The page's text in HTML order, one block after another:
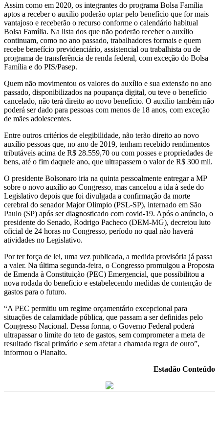
Assim como em 2020, os integrantes do programa Bolsa Família
aptos a receber o auxílio poderão optar pelo benefício que for mais
vantajoso e receberão o recurso conforme o calendário habitual
Bolsa Família. Na lista dos que não poderão receber o auxílio
continuam, como no ano passado, trabalhadores formais e quem
recebe benefício previdenciário, assistencial ou trabalhista ou de
programa de transferência de renda federal, com exceção do Bolsa
Família e do PIS/Pasep.
Quem não movimentou os valores do auxílio e sua extensão no ano
passado, disponibilizados na poupança digital, ou teve o benefício
cancelado, não terá direito ao novo benefício. O auxílio também não
poderá ser dado para pessoas com menos de 18 anos, com exceção
de mães adolescentes.
Entre outros critérios de elegibilidade, não terão direito ao novo
auxílio pessoas que, no ano de 2019, tenham recebido rendimentos
tributáveis acima de R$ 28.559,70 ou com posses e propriedades de
bens, até o fim daquele ano, que ultrapassem o valor de R$ 300 mil.
O presidente Bolsonaro iria na quinta pessoalmente entregar a MP
sobre o novo auxílio ao Congresso, mas cancelou a ida à sede do
Legislativo depois que foi divulgada a confirmação da morte
cerebral do senador Major Olimpio (PSL-SP), internado em São
Paulo (SP) após ser diagnosticado com covid-19. Após o anúncio, o
presidente do Senado, Rodrigo Pacheco (DEM-MG), decretou luto
oficial de 24 horas no Congresso, período no qual não haverá
atividades no Legislativo.
Por ter força de lei, uma vez publicada, a medida provisória já passa
a valer. Na última segunda-feira, o Congresso promulgou a Proposta
de Emenda à Constituição (PEC) Emergencial, que possibilitou a
nova rodada do benefício e estabelecendo medidas de contenção de
gastos para o futuro.
“A PEC permitiu um regime orçamentário excepcional para
situações de calamidade pública, que passam a ser definidas pelo
Congresso Nacional. Dessa forma, o Governo Federal poderá
ultrapassar o limite do teto de gastos, sem comprometer a meta de
resultado fiscal primário e sem afetar a chamada regra de ouro”,
informou o Planalto.
Estadão Conteúdo